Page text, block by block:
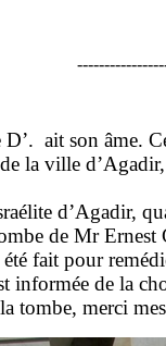
ait son âme.
la ville
d’Agadir,
de Mr
fait pour
informée de la
tombe, merci